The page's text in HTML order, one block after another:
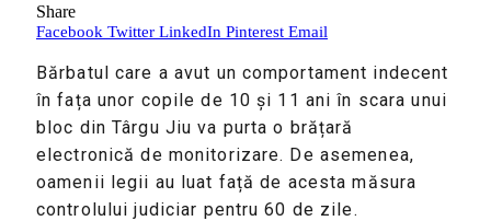
Share
Facebook Twitter LinkedIn Pinterest Email
Bărbatul care a avut un comportament indecent
în fața unor copile de 10 și 11 ani în scara unui
bloc din Târgu Jiu va purta o brățară
electronică de monitorizare. De asemenea,
oamenii legii au luat față de acesta măsura
controlului judiciar pentru 60 de zile.